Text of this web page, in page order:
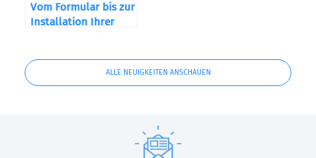
Vom Formular bis zur
Installation Ihrer
ALLE NEUIGKEITEN ANSCHAUEN